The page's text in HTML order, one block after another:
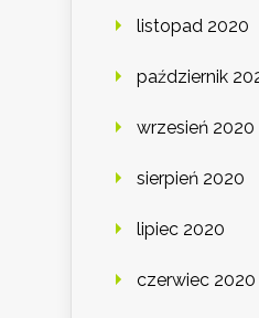
listopad 2020
październik
wrzesień 2020
sierpień 2020
lipiec 2020
czerwiec 2020